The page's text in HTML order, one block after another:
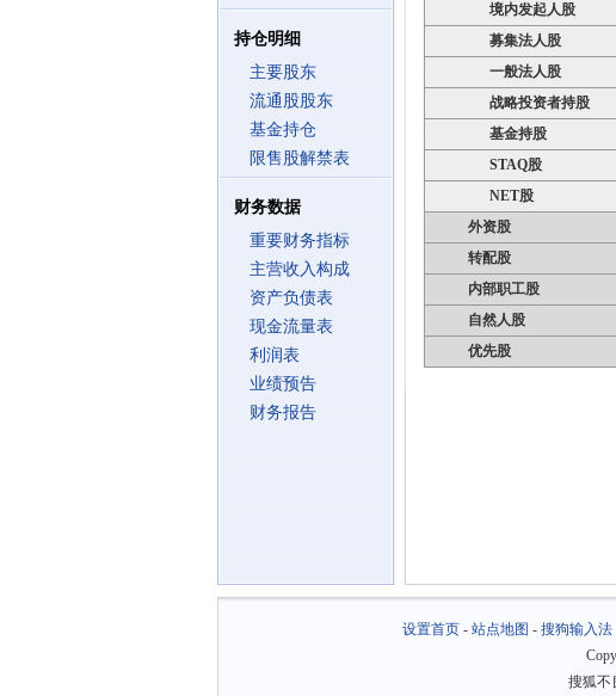
持仓明细
主要股东
流通股股东
基金持仓
限售股解禁表
财务数据
重要财务指标
主营收入构成
资产负债表
现金流量表
利润表
业绩预告
财务报告
境内发起人股
募集法人股
一般法人股
战略投资者持股
基金持股
STAQ股
NET股
外资股
转配股
内部职工股
自然人股
优先股
设置首页- 站点地图 - 搜狗输入法
搜狐不